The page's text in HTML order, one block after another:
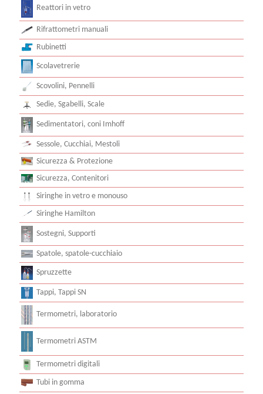
Reattori in vetro
Rifrattometri manuali
Rubinetti
Scolavetrerie
Scovolini, Pennelli
Sedie, Sgabelli, Scale
Sedimentatori, coni Imhoff
Sessole, Cucchiai, Mestoli
Sicurezza & Protezione
Sicurezza, Contenitori
Siringhe in vetro e monouso
Siringhe Hamilton
Sostegni, Supporti
Spatole, spatole-cucchiaio
Spruzzette
Tappi, Tappi SN
Termometri, laboratorio
Termometri ASTM
Termometri digitali
Tubi in gomma